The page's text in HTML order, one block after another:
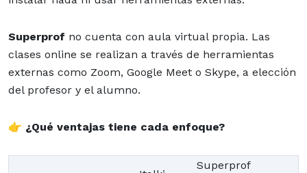
Superprof no cuenta con aula virtual propia. Las
clases online se realizan a través de herramientas
externas como Zoom, Google Meet o Skype, a elección
del profesor y el alumno.
👉 ¿Qué ventajas tiene cada enfoque?
Superprof